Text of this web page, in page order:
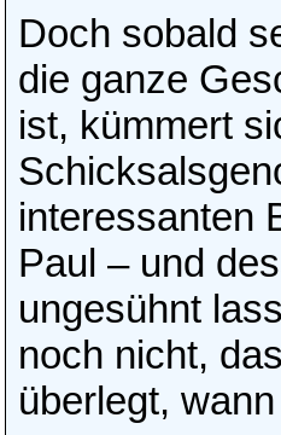
Doch sobald
die ganze
ist, kümmert
interessanten
Paul – und
ungesühnt
noch nicht,
überlegt,